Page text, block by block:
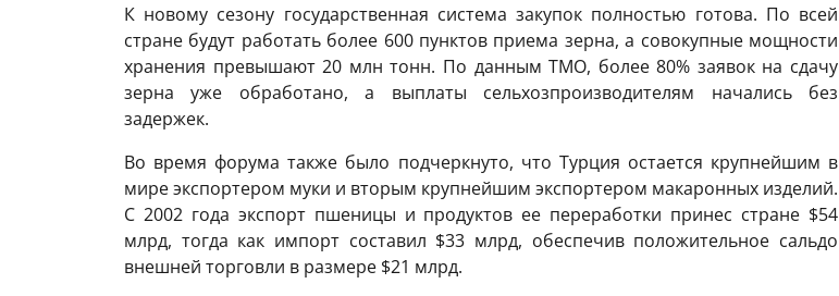
К новому сезону государственная система закупок полностью готова. По всей
стране будут работать более 600 пунктов приема зерна, а совокупные мощности
хранения превышают 20 млн тонн. По данным TMO, более 80% заявок на сдачу
зерна уже обработано, а выплаты сельхозпроизводителям начались без
задержек.
Во время форума также было подчеркнуто, что Турция остается крупнейшим в
мире экспортером муки и вторым крупнейшим экспортером макаронных изделий.
С 2002 года экспорт пшеницы и продуктов ее переработки принес стране $54
млрд, тогда как импорт составил $33 млрд, обеспечив положительное сальдо
внешней торговли в размере $21 млрд.